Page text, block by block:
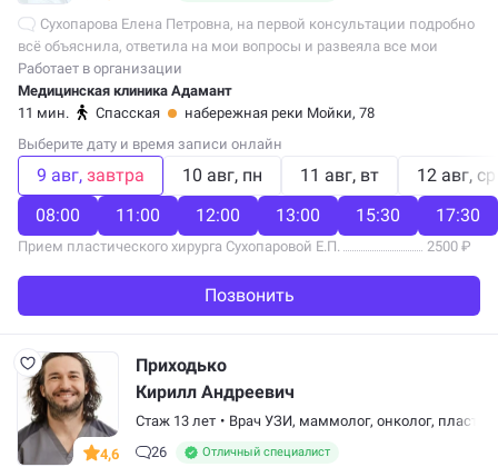
Сухопарова Елена Петровна, на первой консультации подробно
всё объяснила, ответила на мои вопросы и развеяла все мои
страхи. Сама операция прошла отлично, в клинике окружили
заботой и вниманием....
Работает в организации
Медицинская клиника Адамант
11 мин.
Спасская
набережная реки Мойки, 78
Выберите дату и время записи онлайн
9 авг завтра 10 авг пн 11 авг вт 12 авг ср
08:00
11:00 12:00 13:00 15:30 17:30
Прием пластического хирурга Сухопаровой Е.П. 2500 ₽
Позвонить
4,6
Приходько
Кирилл Андреевич
Стаж 13 лет • Врач УЗИ, маммолог, онколог,
26
Отличный специалист